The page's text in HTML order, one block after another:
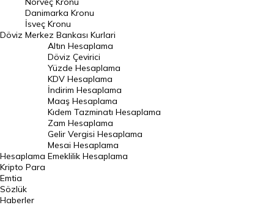
Kanada Doları Kuru
Norveç Kronu Kuru
İsveç Kronu Kuru
Japon Yeni Kuru
Serbest Piyasa Döviz Kurları
Merkez Bankası Döviz Kurları
Altın Fiyatları
Gram Altın Fiyatı
Çeyrek Altın Fiyatı
Döviz
Danimarka Kronu
İsveç Kronu
Merkez Bankası Kurlari
Hesaplama
Altın Hesaplama
Döviz Çevirici
Yüzde Hesaplama
KDV Hesaplama
İndirim Hesaplama
Maaş Hesaplama
Kıdem Tazminatı Hesaplama
Zam Hesaplama
Gelir Vergisi Hesaplama
Mesai Hesaplama
Emeklilik Hesaplama
Kripto Para
Emtia
Sözlük
Haberler